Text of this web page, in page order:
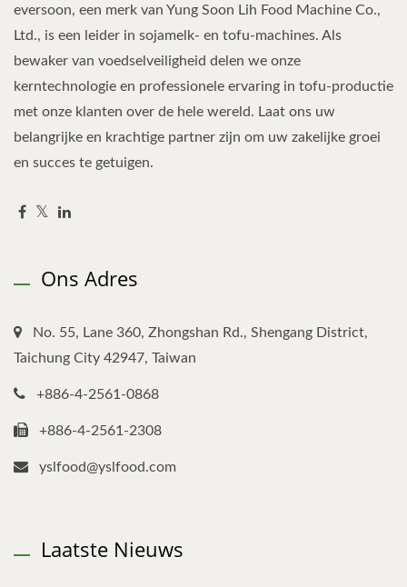
eversoon, een merk van Yung Soon Lih Food Machine Co.,
Ltd., is een leider in sojamelk- en tofu-machines. Als
bewaker van voedselveiligheid delen we onze
kerntechnologie en professionele ervaring in tofu-productie
met onze klanten over de hele wereld. Laat ons uw
belangrijke en krachtige partner zijn om uw zakelijke groei
en succes te getuigen.
Ons Adres
No. 55, Lane 360, Zhongshan Rd., Shengang District,
Taichung City 42947, Taiwan
+886-4-2561-0868
+886-4-2561-2308
yslfood@yslfood.com
Laatste Nieuws